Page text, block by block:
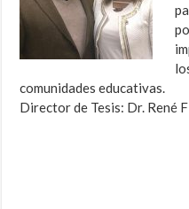
comunidades educativas.
Director de Tesis: Dr. René